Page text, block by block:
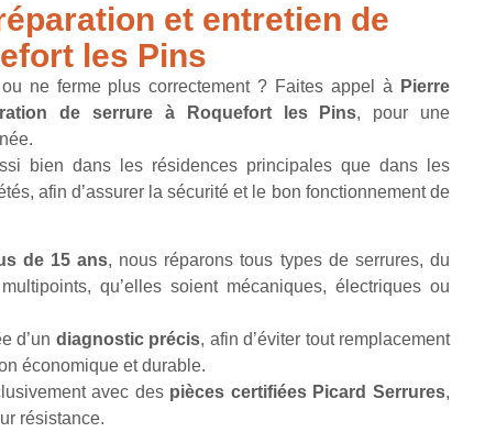
et entretien de
les Pins
ne ferme plus correctement ? Faites appel à
Pierre
de serrure à Roquefort les Pins, pour une
bien dans les résidences principales que dans les
afin d’assurer la sécurité et le bon fonctionnement de
de 15 ans, nous réparons tous types de serrures, du
qu’elles soient mécaniques, électriques ou
d’un diagnostic précis, afin d’éviter tout remplacement
économique et durable.
avec des pièces certifiées Picard Serrures,
résistance.